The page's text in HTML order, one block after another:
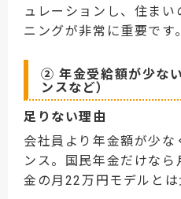
ュレーションし、住ま
ニングが非常に重要です。
② 年金受給額が少な
ンスなど）
足りない理由
会社員より年金額が少
ンス。国民年金だけな
金の月22万円モデルとは